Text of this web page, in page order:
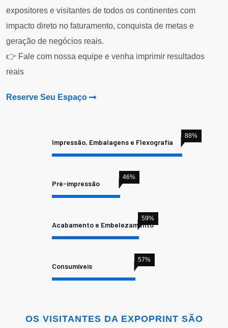
expositores e visitantes de todos os continentes com
impacto direto no faturamento, conquista de metas e
geração de negócios reais.
👉 Fale com nossa equipe e venha imprimir resultados
reais
Reserve Seu Espaço
Impressão, Embalagens e Flexografia
Pré-impressão
46
Acabamento e Embelezamento
Consumíveis
OS VISITANTES DA EXPOPRINT SÃO